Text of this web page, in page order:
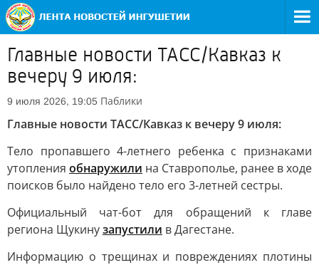
Главные новости ТАСС/Кавказ к
вечеру 9 июля:
9 июля 2026, 19:05 Паблики
Главные новости ТАСС/Кавказ к вечеру 9 июля:
Тело пропавшего 4-летнего ребенка с признаками
утопления обнаружили на Ставрополье, ранее в ходе
поисков было найдено тело его 3-летней сестры.
Официальный чат-бот для обращений к главе
региона Щукинузапустили в Дагестане.
Информацию о трещинах и повреждениях плотины